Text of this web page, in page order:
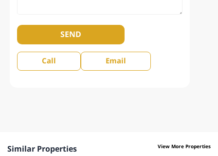
SEND
Call Email
Similar Properties View More Properties